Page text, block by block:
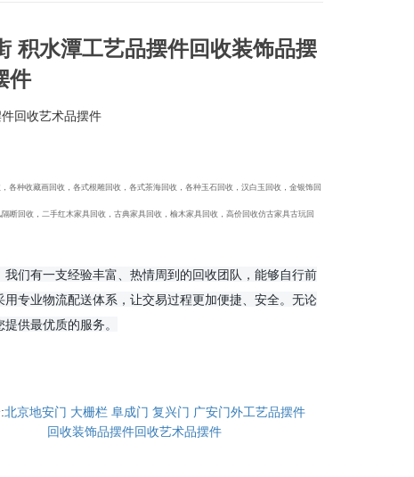
积水潭工艺品摆件回收装饰品摆
件
回收艺术品摆件
种收藏画回收，各式根雕回收，各式茶海回收，各种玉石回收，汉白玉回收，金银饰回
断回收，二手红木家具回收，古典家具回收，榆木家具回收，高价回收仿古家具古玩回
们有一支经验丰富、热情周到的回收团队，能够自行前
专业物流配送体系，让交易过程更加便捷、安全。无论
供最优质的服务。
北京地安门 大栅栏 阜成门 复兴门 广安门外工艺品摆件
回收装饰品摆件回收艺术品摆件